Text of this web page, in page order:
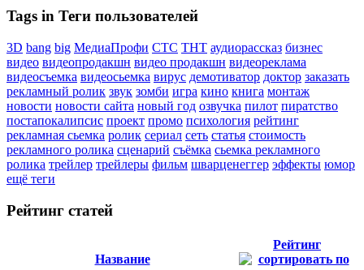
Tags in Теги пользователей
3D bang big МедиаПрофи СТС ТНТ аудиорассказ бизнес
видео видеопродакшн видео продакшн видеореклама
видеосъемка видеосьемка вирус демотиватор доктор заказать
рекламный ролик звук зомби игра кино книга монтаж
новости новости сайта новый год озвучка пилот пиратство
постапокалипсис проект промо психология рейтинг
рекламная сьемка ролик сериал сеть статья стоимость
рекламного ролика сценарий съёмка сьемка рекламного
ролика трейлер трейлеры фильм шварценеггер эффекты юмор
ещё теги
Рейтинг статей
Название
Рейтинг